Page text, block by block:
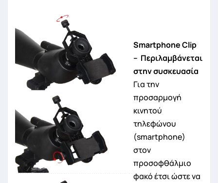
Smartphone Clip
– Περιλαμβάνεται
στην συσκευασία
Για την
προσαρμογή
κινητού
τηλεφώνου
(smartphone)
στον
προσοφθάλμιο
φακό έτσι ώστε να